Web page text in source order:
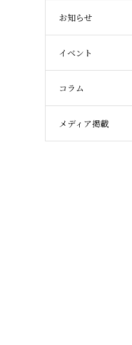
お知らせ
イベント
コラム
メディア掲載